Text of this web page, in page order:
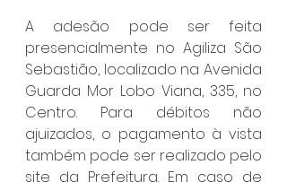
A adesão pode ser feita
presencialmente no Agiliza São
Sebastião, localizado na Avenida
Guarda Mor Lobo Viana, 335, no
Centro. Para débitos não
ajuizados, o pagamento à vista
também pode ser realizado pelo
site da Prefeitura. Em caso de